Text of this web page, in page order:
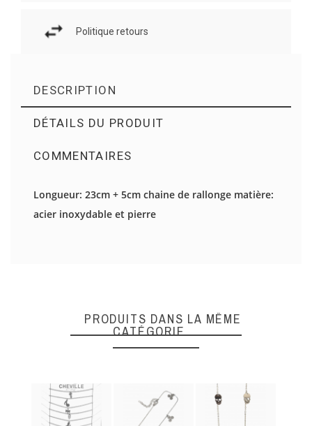
Politique retours
DESCRIPTION
DÉTAILS DU PRODUIT
COMMENTAIRES
Longueur: 23cm + 5cm chaine de rallonge matière:
acier inoxydable et pierre
Il n'y a pas d'avis en ce moment.
PRODUITS DANS LA MÊME
CATÉGORIE